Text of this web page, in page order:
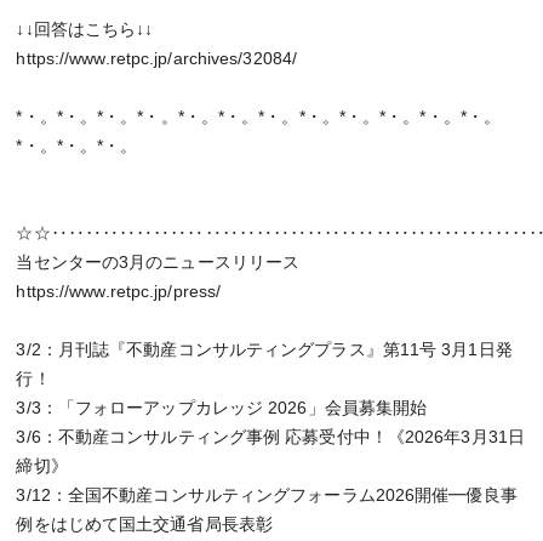
↓↓回答はこちら↓↓
https://www.retpc.jp/archives/32084/
*・。*・。*・。*・。*・。*・。*・。*・。*・。*・。*・。*・。
*・。*・。*・。
当センターの3月のニュースリリース
https://www.retpc.jp/press/
3/2：月刊誌『不動産コンサルティングプラス』第11号 3月1日発
行！
3/3：「フォローアップカレッジ 2026」会員募集開始
3/6：不動産コンサルティング事例 応募受付中！《2026年3月31日
締切》
3/12：全国不動産コンサルティングフォーラム2026開催━優良事
例をはじめて国土交通省局長表彰